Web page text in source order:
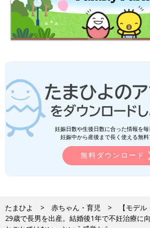
妊娠日数や生後日数に合った情報を
妊娠中から産後まで長く使える無料
無料ダウンロード
たまひよ 赤ちゃん・育児
【モデ
29歳で長男を出産。結婚後1年で不妊治療に